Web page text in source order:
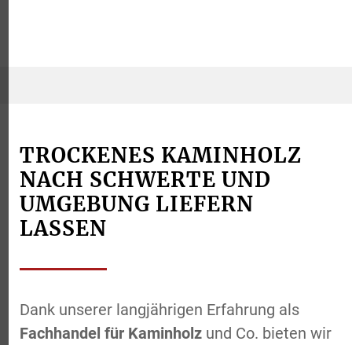
TROCKENES KAMINHOLZ
NACH SCHWERTE UND
UMGEBUNG LIEFERN
LASSEN
Dank unserer langjährigen Erfahrung als
Fachhandel für Kaminholz und Co. bieten wir